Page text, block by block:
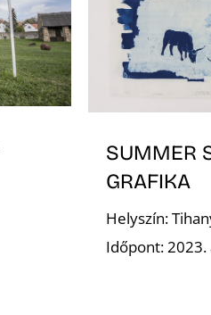
SUMMER
GRAFIKA
Helyszín:
Időpont: 2023.